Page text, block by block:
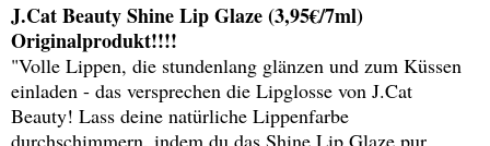
J.Cat BeautyShine Lip Glaze (3,95€/7ml)
Originalprodukt!!!!
"Volle Lippen, die stundenlang glänzen und zum Küssen
einladen - das versprechen die Lipglosse von J.Cat
Beauty! Lass deine natürliche Lippenfarbe
durchschimmern, indem du das Shine Lip Glaze pur